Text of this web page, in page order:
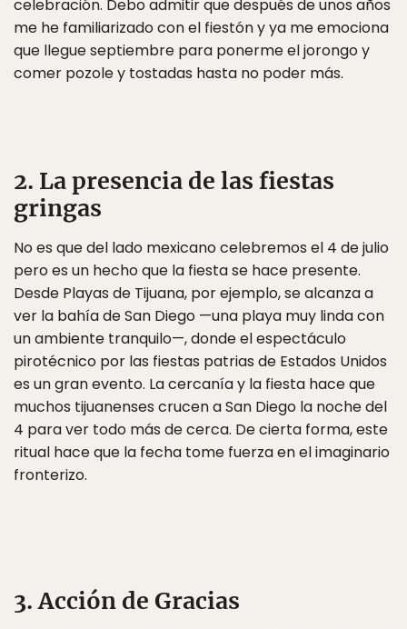
celebración. Debo admitir que después de unos años
me he familiarizado con el fiestón y ya me emociona
que llegue septiembre para ponerme el jorongo y
comer pozole y tostadas hasta no poder más.
2. La presencia de las fiestas
gringas
No es que del lado mexicano celebremos el 4 de julio
pero es un hecho que la fiesta se hace presente.
Desde Playas de Tijuana, por ejemplo, se alcanza a
ver la bahía de San Diego —una playa muy linda con
un ambiente tranquilo—, donde el espectáculo
pirotécnico por las fiestas patrias de Estados Unidos
es un gran evento. La cercanía y la fiesta hace que
muchos tijuanenses crucen a San Diego la noche del
4 para ver todo más de cerca. De cierta forma, este
ritual hace que la fecha tome fuerza en el imaginario
fronterizo.
3. Acción de Gracias